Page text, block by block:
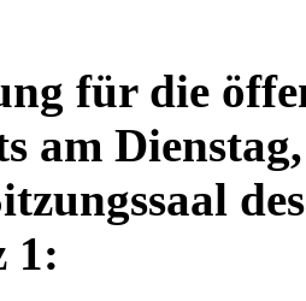
für die
am
1: